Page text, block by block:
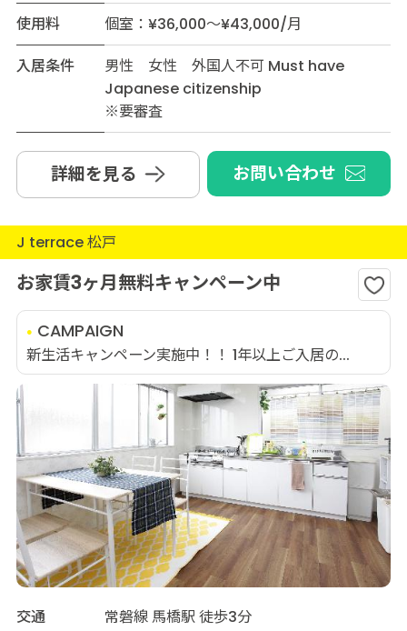
使用料
個室：¥36,000～¥43,000/月
入居条件
男性 女性 外国人不可 Must have
Japanese citizenship
※要審査
詳細を見る お問い合わせ
J terrace 松戸
お家賃3ヶ月無料キャンペーン中
CAMPAIGN
新生活キャンペーン実施中！！ 1年以上ご入居の...
交通
常磐線 馬橋駅 徒歩3分